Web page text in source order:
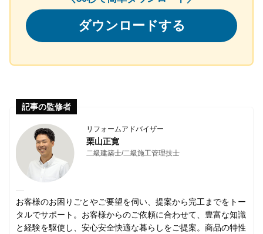
ダウンロードする
記事の監修者
リフォームアドバイザー
栗山正寛
二級建築士/二級施工管理技士
お客様のお困りごとやご要望を伺い、提案から完工までをトー
タルでサポート。お客様からのご依頼に合わせて、豊富な知識
と経験を駆使し、安心安全快適な暮らしをご提案。商品の特性